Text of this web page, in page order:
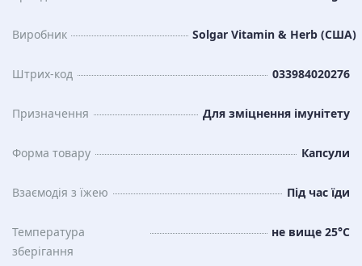
Виробник Solgar Vitamin & Herb (США)
Штрих-код 033984020276
Призначення Для зміцнення імунітету
Форма товару Капсули
Взаємодія з їжею Під час їди
Температура
зберiгання
не вище 25°C